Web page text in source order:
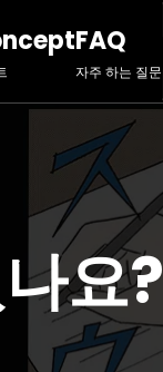
FAQ
자주 하는 질문
요?